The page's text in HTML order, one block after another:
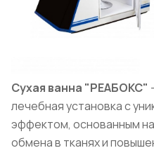
Сухая ванна "РЕАБОКС"
лечебная установка с
эффектом, основанным
обмена в тканях и